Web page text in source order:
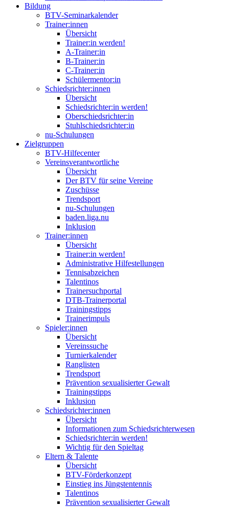
Bildung
BTV-Seminarkalender
Trainer:innen
Übersicht
Trainer:in werden!
A-Trainer:in
B-Trainer:in
C-Trainer:in
Schülermentor:in
Schiedsrichter:innen
Übersicht
Schiedsrichter:in werden!
Oberschiedsrichter:in
Stuhlschiedsrichter:in
nu-Schulungen
Zielgruppen
BTV-Hilfecenter
Vereinsverantwortliche
Übersicht
Der BTV für seine Vereine
Zuschüsse
Trendsport
nu-Schulungen
baden.liga.nu
Inklusion
Trainer:innen
Übersicht
Trainer:in werden!
Administrative Hilfestellungen
Tennisabzeichen
Talentinos
Trainersuchportal
DTB-Trainerportal
Trainingstipps
Trainerimpuls
Spieler:innen
Übersicht
Vereinssuche
Turnierkalender
Ranglisten
Trendsport
Prävention sexualisierter Gewalt
Trainingstipps
Inklusion
Schiedsrichter:innen
Übersicht
Informationen zum Schiedsrichterwesen
Schiedsrichter:in werden!
Wichtig für den Spieltag
Eltern & Talente
Übersicht
BTV-Förderkonzept
Einstieg ins Jüngstentennis
Talentinos
Prävention sexualisierter Gewalt